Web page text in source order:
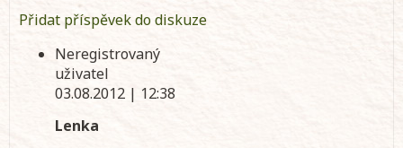
Přidat příspěvek do diskuze
Neregistrovaný
uživatel
03.08.2012 | 12:38
Lenka